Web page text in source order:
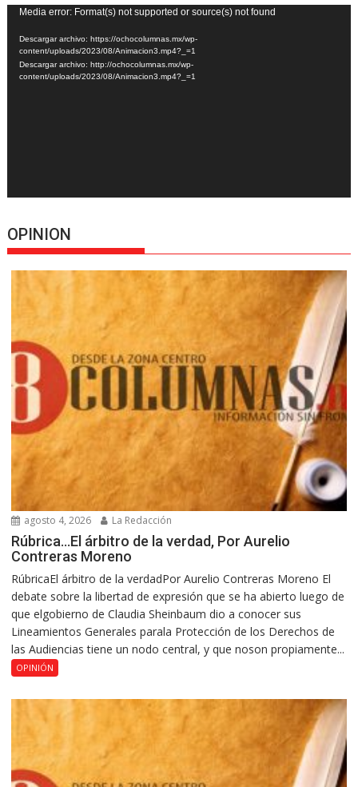
Reproductor
de
vídeo
Media error: Format(s) not supported or source(s) not found
Descargar archivo: https://ochocolumnas.mx/wp-
content/uploads/2023/08/Animacion3.mp4?_=1
Descargar archivo: http://ochocolumnas.mx/wp-
content/uploads/2023/08/Animacion3.mp4?_=1
OPINION
agosto 4, 2026 La Redacción
Rúbrica…El árbitro de la verdad, Por Aurelio
Contreras Moreno
RúbricaEl árbitro de la verdadPor Aurelio Contreras Moreno El
debate sobre la libertad de expresión que se ha abierto luego de
que elgobierno de Claudia Sheinbaum dio a conocer sus
Lineamientos Generales parala Protección de los Derechos de
las Audiencias tiene un nodo central, y que noson propiamente...
OPINIÓN